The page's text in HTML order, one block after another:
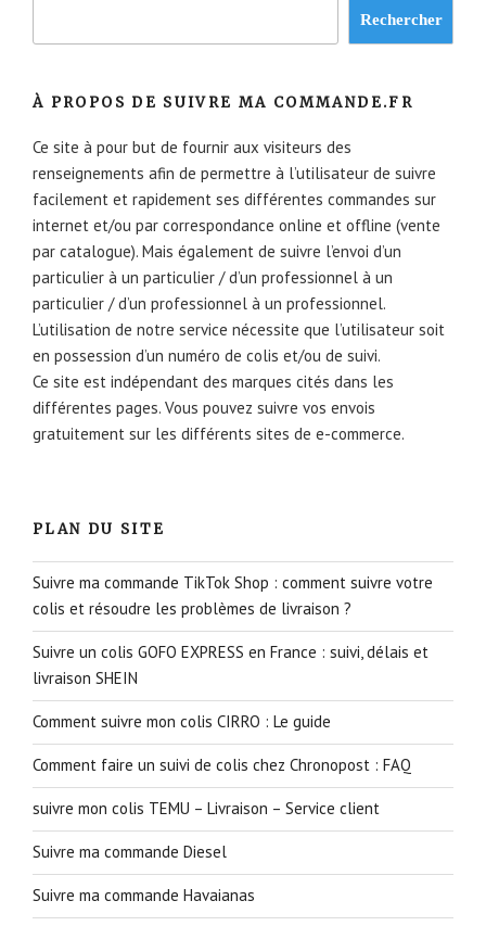
Rechercher
À PROPOS DE SUIVRE MA COMMANDE.FR
Ce site à pour but de fournir aux visiteurs des
renseignements afin de permettre à l’utilisateur de suivre
facilement et rapidement ses différentes commandes sur
internet et/ou par correspondance online et offline (vente
par catalogue). Mais également de suivre l’envoi d’un
particulier à un particulier / d’un professionnel à un
particulier / d’un professionnel à un professionnel.
L’utilisation de notre service nécessite que l’utilisateur soit
en possession d’un numéro de colis et/ou de suivi.
Ce site est indépendant des marques cités dans les
différentes pages. Vous pouvez suivre vos envois
gratuitement sur les différents sites de e-commerce.
PLAN DU SITE
Suivre ma commande TikTok Shop : comment suivre votre
colis et résoudre les problèmes de livraison ?
Suivre un colis GOFO EXPRESS en France : suivi, délais et
livraison SHEIN
Comment suivre mon colis CIRRO : Le guide
Comment faire un suivi de colis chez Chronopost : FAQ
suivre mon colis TEMU – Livraison – Service client
Suivre ma commande Diesel
Suivre ma commande Havaianas